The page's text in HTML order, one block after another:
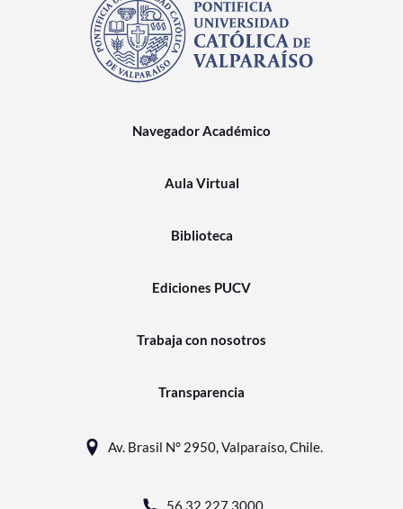
Navegador Académico
Aula Virtual
Biblioteca
Ediciones PUCV
Trabaja con nosotros
Transparencia
Av. Brasil N° 2950, Valparaíso, Chile.
56 32 227 3000